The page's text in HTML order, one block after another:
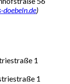
doebeln.de)
1
1